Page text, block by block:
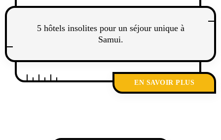
5 hôtels insolites pour un séjour unique à
Samui.
EN SAVOIR PLUS